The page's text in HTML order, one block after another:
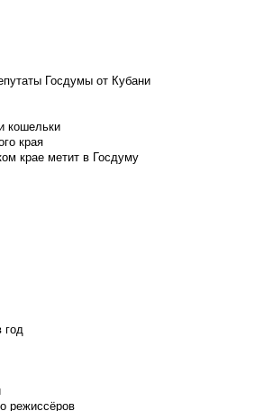
Госдумы от Кубани
кошельки
края
крае метит в Госдуму
год
режиссёров